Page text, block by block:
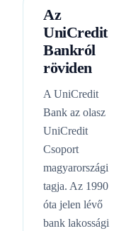
Az
UniCredit
Bankról
röviden
A UniCredit
Bank az olasz
UniCredit
Csoport
magyarországi
tagja. Az 1990
óta jelen lévő
bank lakossági